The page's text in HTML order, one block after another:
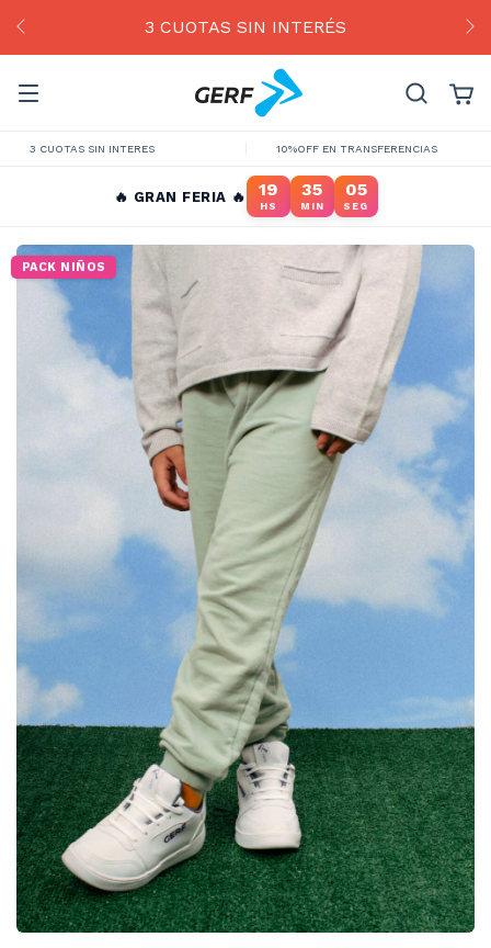
3 CUOTAS SIN INTERÉS
3 CUOTAS SIN INTERES 10%OFF EN TRANSFERENCIAS
🔥 GRAN FERIA 🔥 19
HS
35
MIN
05
SEG
PACK NIÑOS